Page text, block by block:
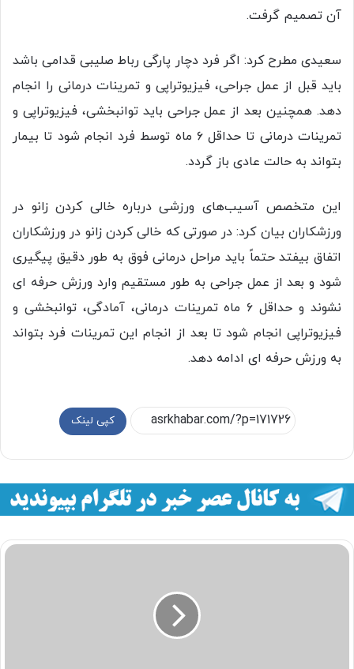
آن تصمیم گرفت.
سعیدی مطرح کرد: اگر فرد دچار پارگی رباط صلیبی قدامی باشد
باید قبل از عمل جراحی، فیزیوتراپی و تمرینات درمانی را انجام
دهد. همچنین بعد از عمل جراحی باید توانبخشی، فیزیوتراپی و
تمرینات درمانی تا حداقل ۶ ماه توسط فرد انجام شود تا بیمار
بتواند به حالت عادی باز گردد.
این متخصص آسیب‌های ورزشی درباره خالی کردن زانو در
ورزشکاران بیان کرد: در صورتی که خالی کردن زانو در ورزشکاران
اتفاق بیفتد حتماً باید مراحل درمانی فوق به طور دقیق پیگیری
شود و بعد از عمل جراحی به طور مستقیم وارد ورزش حرفه ای
نشوند و حداقل ۶ ماه تمرینات درمانی، آمادگی، توانبخشی و
فیزیوتراپی انجام شود تا بعد از انجام این تمرینات فرد بتواند
به ورزش حرفه ای ادامه دهد.
کپی لینک